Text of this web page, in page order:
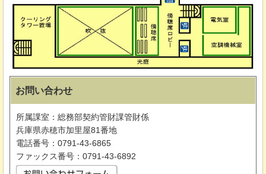
お問い合わせ
所属課室：総務部契約管財課管財係
兵庫県赤穂市加里屋81番地
電話番号：0791-43-6865
ファックス番号：0791-43-6892